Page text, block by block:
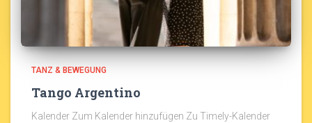
TANZ & BEWEGUNG
Tango Argentino
Kalender Zum Kalender hinzufügen Zu Timely-Kalender